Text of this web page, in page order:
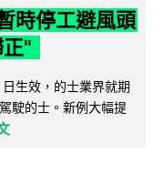
時停工避風頭
"
生效，的士業界就期
駛的士。新例大幅提